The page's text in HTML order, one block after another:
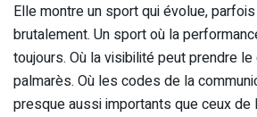
Elle montre un sport qui évolue,
brutalement. Un sport où la
toujours. Où la visibilité peut prendre
palmarès. Où les codes de la
presque aussi importants que ceux de